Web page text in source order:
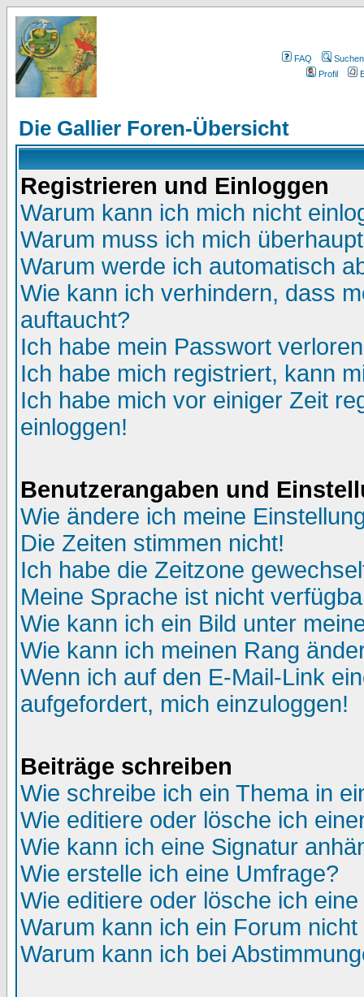
FAQ
Suchen
Profil
Die Gallier Foren-Übersicht
Registrieren und Einloggen
Warum kann ich mich nicht
Warum muss ich mich
Warum werde ich automatisch
Wie kann ich verhindern, dass
auftaucht?
Ich habe mein Passwort
Ich habe mich registriert, kann
Ich habe mich vor einiger Zeit
einloggen!
Benutzerangaben und
Wie ändere ich meine
Die Zeiten stimmen nicht!
Ich habe die Zeitzone
Meine Sprache ist nicht
Wie kann ich ein Bild unter
Wie kann ich meinen Rang
Wenn ich auf den E-Mail-Link
aufgefordert, mich einzuloggen!
Beiträge schreiben
Wie schreibe ich ein Thema in
Wie editiere oder lösche ich
Wie kann ich eine Signatur
Wie erstelle ich eine Umfrage?
Wie editiere oder lösche ich
Warum kann ich ein Forum
Warum kann ich bei